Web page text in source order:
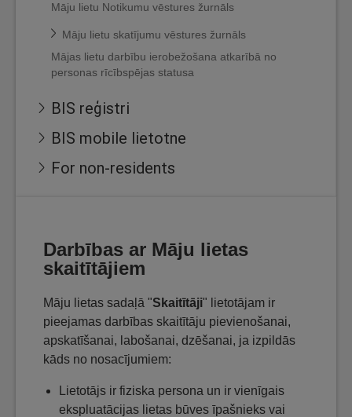
Māju lietu Notikumu vēstures žurnāls
Māju lietu skatījumu vēstures žurnāls
Mājas lietu darbību ierobežošana atkarībā no
personas rīcībspējas statusa
BIS reģistri
BIS mobile lietotne
For non-residents
Darbības ar Māju lietas
skaitītājiem
Māju lietas sadaļā "Skaitītāji" lietotājam ir
pieejamas darbības skaitītāju pievienošanai,
apskatīšanai, labošanai, dzēšanai, ja izpildās
kāds no nosacījumiem:
Lietotājs ir fiziska persona un ir vienīgais
ekspluatācijas lietas būves īpašnieks vai